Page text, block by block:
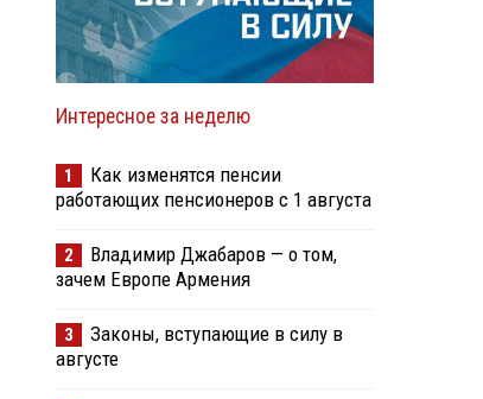
Интересное за неделю
1
Как изменятся пенсии
работающих пенсионеров с 1 августа
2
Владимир Джабаров — о том,
зачем Европе Армения
3
Законы, вступающие в силу в
августе